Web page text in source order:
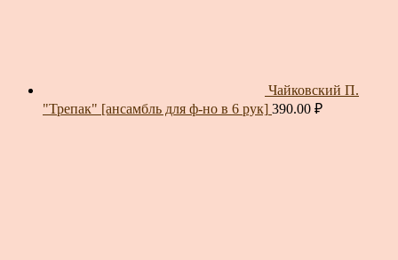
Чайковский П.
"Трепак" [ансамбль для ф-но в 6 рук] 390.00 ₽